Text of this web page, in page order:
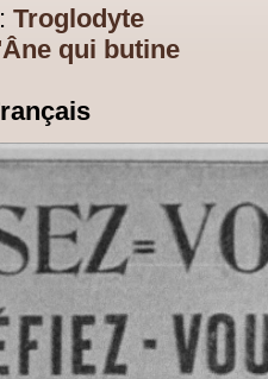
Troglodyte
qui butine